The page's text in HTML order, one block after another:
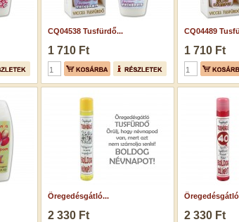
CQ04538 Tusfürdő...
1 710 Ft
CQ04489
1 710 Ft
Öregedésgátló...
2 330 Ft 2 330 Ft